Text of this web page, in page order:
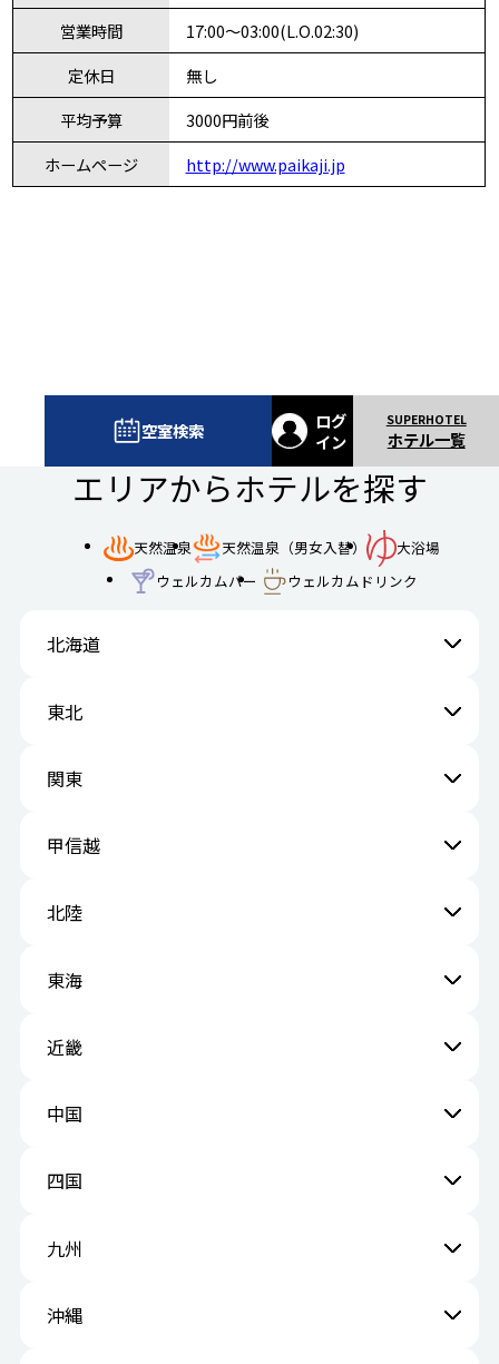
営業時間
17:00～03:00(L.O.02:30)
定休日
無し
平均予算
3000円前後
ホームページ
http://www.paikaji.jp
空室検索
ログ
イン
ホテル一覧
エリアからホテルを探す
天然温泉 天然温泉（男女入替）
大浴場
ウェルカムバー
ウェルカムドリンク
北海道
東北
関東
甲信越
北陸
東海
近畿
中国
四国
九州
沖縄